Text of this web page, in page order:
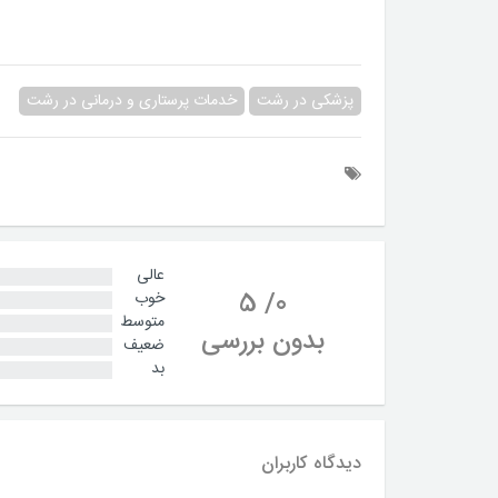
پزشکی در رشت خدمات پرستاری و درمانی در رشت
0
/
5
بدون بررسی
عالی
خوب
متوسط
ضعیف
بد
دیدگاه کاربران